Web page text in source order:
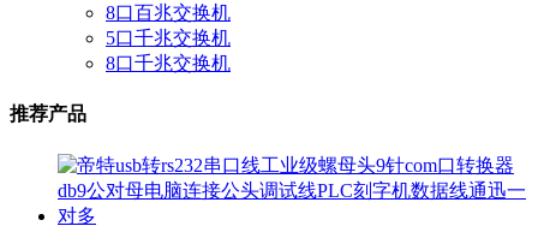
8口百兆交换机
5口千兆交换机
8口千兆交换机
推荐产品